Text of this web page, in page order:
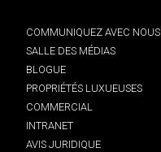
COMMUNIQUEZ AVEC NOUS
SALLE DES MÉDIAS
BLOGUE
PROPRIÉTÉS LUXUEUSES
COMMERCIAL
INTRANET
AVIS JURIDIQUE